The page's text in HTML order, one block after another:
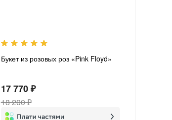
Букет из розовых роз «Pink Floyd»
17 770 ₽
18 200 ₽